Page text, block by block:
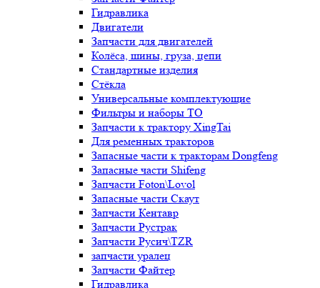
Гидравлика
Двигатели
Запчасти для двигателей
Колёса, шины, груза, цепи
Стандартные изделия
Стёкла
Универсальные комплектующие
Фильтры и наборы ТО
Запчасти к трактору XingTai
Для ременных тракторов
Запасные части к тракторам Dongfeng
Запасные части Shifeng
Запчасти Foton\Lovol
Запасные части Скаут
Запчасти Кентавр
Запчасти Рустрак
Запчасти Русич\TZR
запчасти уралец
Запчасти Файтер
Гидравлика